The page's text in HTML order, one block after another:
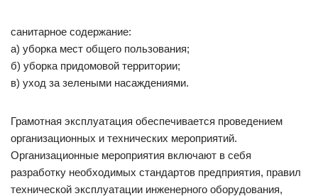
санитарное содержание:
а) уборка мест общего пользования;
б) уборка придомовой территории;
в) уход за зелеными насаждениями.
Грамотная эксплуатация обеспечивается проведением
организационных и технических мероприятий.
Организационные мероприятия включают в себя
разработку необходимых стандартов предприятия, правил
технической эксплуатации инженерного оборудования,